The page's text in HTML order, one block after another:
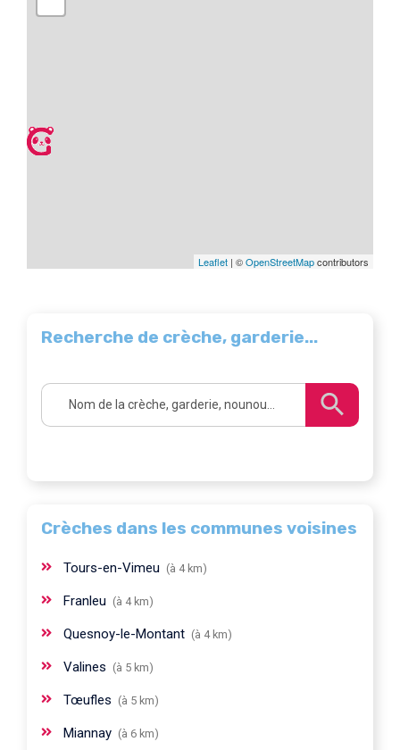
Leaflet | ©OpenStreetMapcontributors
Recherche de crèche, garderie...
Crèches dans les communes voisines
Tours-en-Vimeu (à 4 km)
Franleu (à 4 km)
Quesnoy-le-Montant (à 4 km)
Valines (à 5 km)
Tœufles (à 5 km)
Miannay (à 6 km)